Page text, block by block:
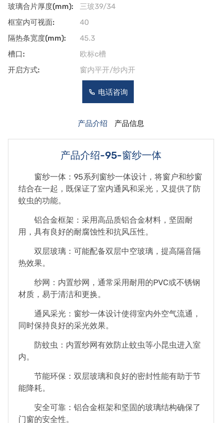
玻璃合片厚度(mm):
三玻39/34
框室内可视面:
40
隔热条宽度(mm):
45.3
槽口:
欧标c槽
开启方式:
窗内平开/纱内开
电话咨询
产品介绍 产品信息
产品介绍-95-窗纱一体
窗纱一体：95系列窗纱一体设计，将窗户和纱窗
结合在一起，既保证了室内通风和采光，又提供了防
蚊虫的功能。
铝合金框架：采用高品质铝合金材料，坚固耐
用，具有良好的耐腐蚀性和抗风压性。
双层玻璃：可能配备双层中空玻璃，提高隔音隔
热效果。
纱网：内置纱网，通常采用耐用的PVC或不锈钢
材质，易于清洁和更换。
通风采光：窗纱一体设计使得室内外空气流通，
同时保持良好的采光效果。
防蚊虫：内置纱网有效防止蚊虫等小昆虫进入室
内。
节能环保：双层玻璃和良好的密封性能有助于节
能降耗。
安全可靠：铝合金框架和坚固的玻璃结构确保了
门窗的安全性。